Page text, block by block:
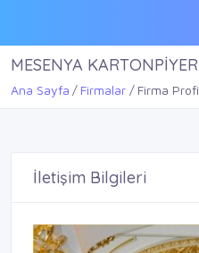
MESENYA
Ana Sayfa Firmalar Firma
İletişim Bilgileri